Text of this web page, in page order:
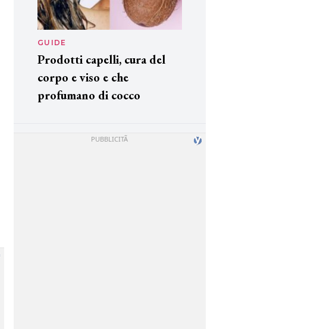
GUIDE
Prodotti capelli, cura del
corpo e viso e che
profumano di cocco